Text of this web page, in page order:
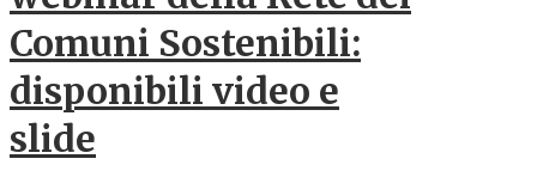
Comuni Sostenibili:
disponibili video e
slide